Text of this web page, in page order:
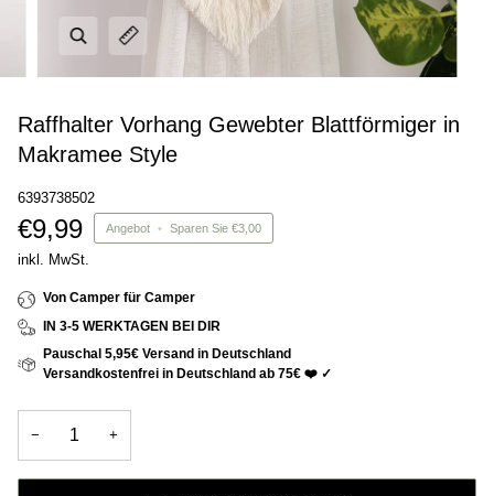
Raffhalter Vorhang Gewebter Blattförmiger in
Makramee Style
6393738502
€9,99 Angebot • Sparen Sie €3,00
inkl. MwSt.
Von Camper für Camper
IN 3-5 WERKTAGEN BEI DIR
Pauschal 5,95€ Versand in Deutschland
Versandkostenfrei in Deutschland ab 75€ ❤️ ✓
− +